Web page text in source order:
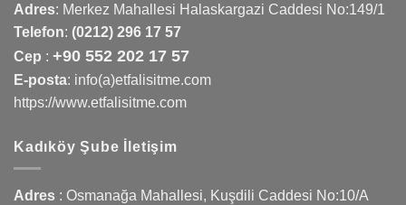
Adres: Merkez Mahallesi Halaskargazi Caddesi No:149/1
Telefon: (0212) 296 17 57
Cep : +90 552 202 17 57
E-posta: info(a)etfalisitme.com
https://www.etfalisitme.com
Kadıköy Şube İletişim
Adres : Osmanağa Mahallesi, Kuşdili Caddesi No:10/A